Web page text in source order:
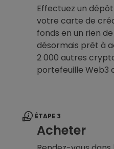
Effectuez un
votre carte de
fonds en un rien
désormais prêt à
2 000 autres
portefeuille Web3
ÉTAPE 3
Acheter